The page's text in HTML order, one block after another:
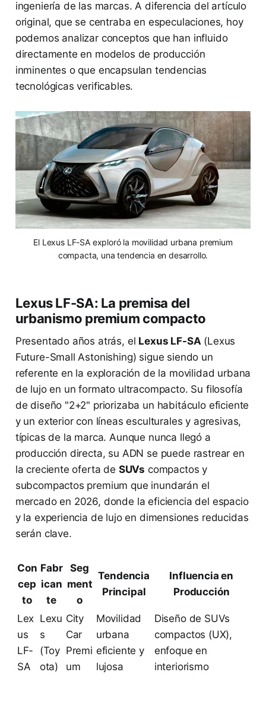
ingeniería de las marcas. A diferencia del artículo
original, que se centraba en especulaciones, hoy
podemos analizar conceptos que han influido
directamente en modelos de producción
inminentes o que encapsulan tendencias
tecnológicas verificables.
El Lexus LF-SA exploró la movilidad urbana premium
compacta, una tendencia en desarrollo.
Lexus LF-SA: La premisa del
urbanismo premium compacto
Presentado años atrás, el Lexus LF-SA(Lexus
Future-Small Astonishing) sigue siendo un
referente en la exploración de la movilidad urbana
de lujo en un formato ultracompacto. Su filosofía
de diseño "2+2" priorizaba un habitáculo eficiente
y un exterior con líneas esculturales y agresivas,
típicas de la marca. Aunque nunca llegó a
producción directa, su ADN se puede rastrear en
la creciente oferta de SUVs compactos y
subcompactos premium que inundarán el
mercado en 2026, donde la eficiencia del espacio
y la experiencia de lujo en dimensiones reducidas
serán clave.
Con
cep
to
Fabr
ican
te
Seg
ment
o
Tendencia
Principal
Influencia en
Producción
Lex
us
LF-
SA
Lexu
s
(Toy
ota)
City
Car
Premi
um
Movilidad
urbana
eficiente y
lujosa
Diseño de SUVs
compactos (UX),
enfoque en
interiorismo